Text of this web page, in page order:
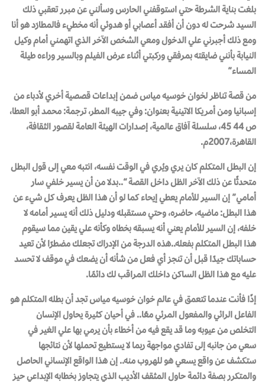
بلغت بناية الشرطة حتي استوقفني الحارس وسألني عن مبرر تعقبي ذلك
السيد شرحت له دون أن أفقد أعصابي أو هدوئي أنه مخطيء فالمطارَد هو أنا
ومع ذلك أجبرني علي الدخول ومعي الشخص الآخر الذي اتهمني أمام وكيل
النيابة بأنني ضايقته بمرفقي وركبتي أثناء عرض الفيلم وبالسير وراءه طيلة
المساء”
من قصة تناظر لخوان خوسيه مياس ضمن إبداعات قصصية أخري لأدباء من
إسبانيا ومن أمريكا الاتينية بعنوان: وفي جيبه المطر، ترجمة: محمد أبو العطا،
ص 44 45، سلسلة آفاق عالمية، إصدارات الهيئة العامة لقصور الثقافة،
القاهرة،2007م.
إن البطل المتكلم كان يري ويُري في الوقت نفسه، انتبه معي إلى قول البطل
متحدثًا عن ذلك الآخر الظل داخل القصة“..بدلا من أن يسير خلفي سار
أمامي” إن السير للأمام يعطي إيحاء كما لو أن هذا الظل يعرف كل شيء عن
هذا البطل: ماضيه، حاضره، وحتي مستقبله ودليل ذلك أنه يسير أمامه لا
خلفه، إن السير للأمام يعني أنه يسبقه بخطاه وكأنه علي يقين مما سيقوم
هذا البطل المتكلم بفعله..هذه الدرجة من الإدراك تجعلك مضطرًا لأن تعيد
حساباتك جيدًا قبل أن تنجز أي فعل من شأنه أن يضعك في موقف لا تحسد
عليه مع هذا الظل الساكن داخلك المراقب لك دائمًا.
إذًا فأنت عندما تتعمق في عالم خوان خوسيه مياس تجد أن بطله المتكلم هو
الفاعل الرائي والمفعول المرئي معًا.. في أحيان كثيرة يحاول الإنسان
التخلص من عيوبه وما قد يقع فيه من أخطاء بأن يرمي بها علي الغير في
سعي من جانبه إلى تفادي مواجهة ربما لا يستطيع تحملها لأن نتائجها
ستكشف عن واقع يسعي هو للهروب منه.. إن هذا الواقع الإنساني الحاصل
والمتكرر بصفة دائمة حاول المثقف الأديب الذي يتجاوز بخطابه الإبداعي حيز